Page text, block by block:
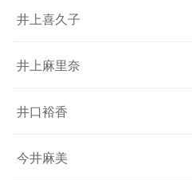
井上喜久子
井上麻里奈
井口裕香
今井麻美